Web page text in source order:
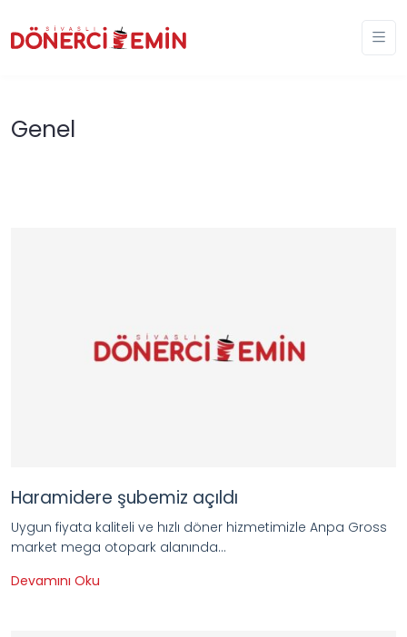
Genel
Haramidere şubemiz açıldı
Uygun fiyata kaliteli ve hızlı döner hizmetimizle Anpa Gross
market mega otopark alanında...
Devamını Oku